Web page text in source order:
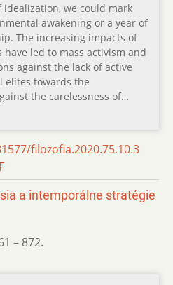
we could mark
awakening or a year of
The increasing impacts of
led to mass activism and
against the lack of active
elites towards the
the carelessness of…
filozofia.2020.75.10.3
a intemporálne stratégie
– 872.